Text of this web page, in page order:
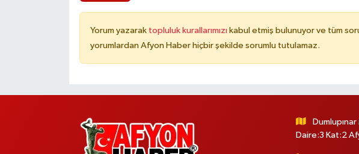
Yorum yazarak topluluk kurallarımızı kabul etmiş bulunuyor ve tüm
yorumlardan Afyon Haber hiçbir şekilde sorumlu tutulamaz.
Daire:3 Kat:2